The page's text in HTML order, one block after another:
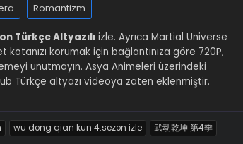
Romantizm
Türkçe Altyazılı izle. Ayrıca Martial Universe
kotanızı korumak için bağlantınıza göre 720P,
unutmayın. Asya Animeleri üzerindeki
Türkçe altyazı videoya zaten eklenmiştir.
wu dong qian kun 4.sezon izle 武动乾坤 第4季